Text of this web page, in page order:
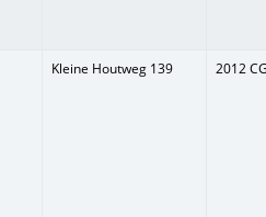
Kleine Houtweg 139 2012